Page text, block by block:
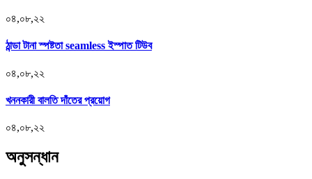
০৪,০৮,২২
ঠান্ডা টানা স্পষ্টতা seamless ইস্পাত টিউব
০৪,০৮,২২
খননকারী বালতি দাঁতের প্রয়োগ
০৪,০৮,২২
অনুসন্ধান